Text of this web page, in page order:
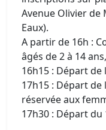
Avenue Olivier de
Eaux).
A partir de 16h :
âgés de 2 à 14
16h15 : Départ de
17h15 : Départ
réservée aux
17h30 : Départ du